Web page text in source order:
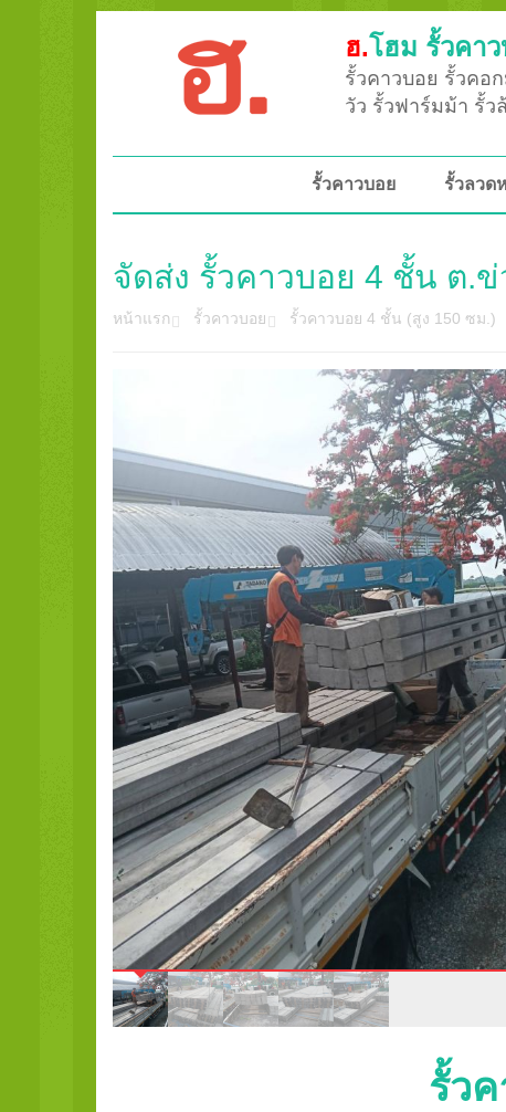
ฮ.โฮม รั้วคา
รั้วคาวบอย รั้วคอ
วัว รั้วฟาร์มม้า รั้ว
รั้วคาวบอย รั้วลวด
จัดส่ง รั้วคาวบอย 4 ชั้น ต.ข่
หน้าแรก รั้วคาวบอย รั้วคาวบอย 4 ชั้น (สูง 150 ซม.)
รั้ว